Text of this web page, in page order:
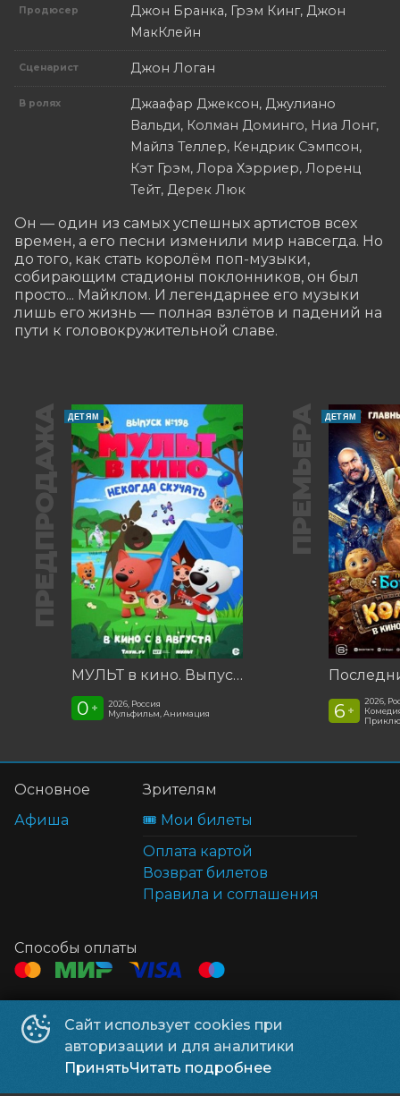
Продюсер
Джон Бранка, Грэм Кинг, Джон
МакКлейн
Сценарист Джон Логан
В ролях
Джаафар Джексон, Джулиано
Вальди, Колман Доминго, Ниа Лонг,
Майлз Теллер, Кендрик Сэмпсон,
Кэт Грэм, Лора Хэрриер, Лоренц
Тейт, Дерек Люк
Он — один из самых успешных артистов всех
времен, а его песни изменили мир навсегда. Но
до того, как стать королём поп-музыки,
собирающим стадионы поклонников, он был
просто... Майклом. И легендарнее его музыки
лишь его жизнь — полная взлётов и падений на
пути к головокружительной славе.
ПРЕДПРОДАЖА ДЕТЯМ
МУЛЬТ в кино. Выпуск №198. Некогда скучать
0 +
2026, Россия
Мульфильм, Анимация
ПРЕМЬЕРА ДЕТЯМ
6 +
2026,
Сайт использует cookies при
авторизации и для аналитики
ПринятьЧитать подробнее
Основное
Афиша
Зрителям
🎟️ Мои билеты
Оплата картой
Возврат билетов
Правила и соглашения
Способы оплаты
Контакты
ТЦ Клён
+7 914 322-70-60
ТЦ Мега +7 914 689-28-11